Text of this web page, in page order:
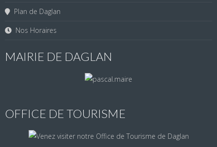
Plan de Daglan
Nos Horaires
MAIRIE DE DAGLAN
OFFICE DE TOURISME